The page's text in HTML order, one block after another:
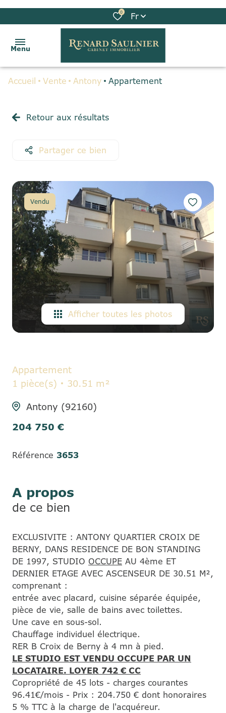
0 Fr
Menu
VENTES
BIENS
GESTION
LOCATIVE
ALERTE
E-MAIL
CONTACT
Accueil Vente Antony Appartement
Retour aux résultats
Partager ce bien
Vendu
Afficher toutes les photos
Appartement
1 pièce(s)
30.51 m²
Antony (92160)
204 750 €
Référence 3653
A propos
de ce bien
EXCLUSIVITE : ANTONY QUARTIER CROIX DE
BERNY, DANS RESIDENCE DE BON STANDING
DE 1997, STUDIO OCCUPE AU 4ème ET
DERNIER ETAGE AVEC ASCENSEUR DE 30.51 M²,
comprenant :
entrée avec placard, cuisine séparée équipée,
pièce de vie, salle de bains avec toilettes.
Une cave en sous-sol.
Chauffage individuel électrique.
RER B Croix de Berny à 4 mn à pied.
LE STUDIO EST VENDU OCCUPE PAR UN
LOCATAIRE. LOYER 742 € CC
Copropriété de 45 lots - charges courantes
96.41€/mois - Prix : 204.750 € dont honoraires
5 % TTC à la charge de l'acquéreur.